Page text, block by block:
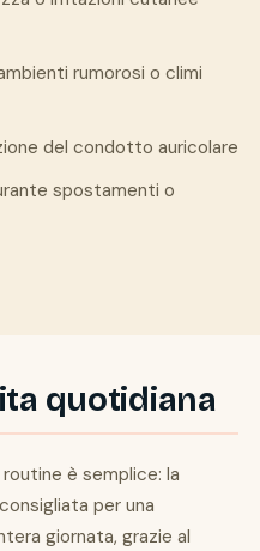
rumorosi o climi
del condotto auricolare
spostamenti o
quotidiana
è semplice: la
per una
giornata, grazie al